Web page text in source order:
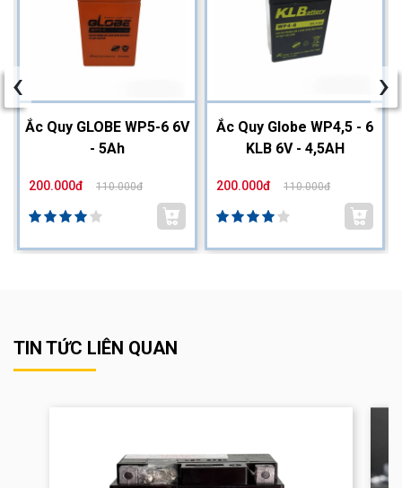
Ắc Quy GLOBE WP5-6 6V
- 5Ah
200.000đ 110.000đ
Ắc Quy Globe WP4,5 - 6
KLB 6V - 4,5AH
200.000đ 110.000đ
‹ ›
TIN TỨC LIÊN QUAN